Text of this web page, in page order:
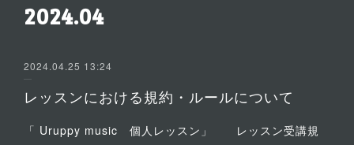
2024.04
2024.04.25 13:24
レッスンにおける規約・ルールについて
「 Uruppy music 個人レッスン」 レッスン受講規